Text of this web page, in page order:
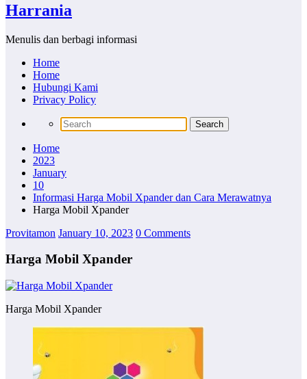
Harrania
Menulis dan berbagi informasi
Home
Home
Hubungi Kami
Privacy Policy
Home
2023
January
10
Informasi Harga Mobil Xpander dan Cara Merawatnya
Harga Mobil Xpander
Provitamon January 10, 2023 0 Comments
Harga Mobil Xpander
Harga Mobil Xpander